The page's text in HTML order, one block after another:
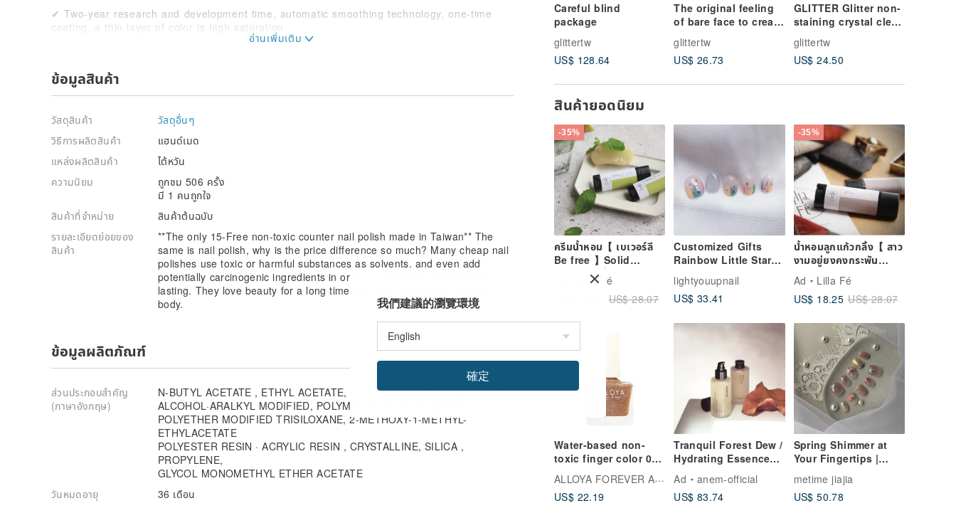
Careful blind
package
glittertw
US$ 128.64
The original feeling
of bare face to create
clouds
glittertw
US$ 26.73
GLITTER Glitter non-
staining crystal clear
top layer glue | gel |
13ML | phototherapy
glue
glittertw
US$ 24.50
สินค้ายอดนิยม
-35%
ครีมน้ำหอม【 เบเวอร์ลี
Be free 】Solid
perfumeLilla Fé
US$ 28.07
Customized Gifts
Rainbow Little Star
Nail Patches /
Wearing Nails /
Custom Nail Art
lightyouupnail
US$ 33.41
-35%
น้ำหอมลูกแก้วกลิ้ง【 สาว
งามอยู่ยงคงกระพัน
Woody lady 】
Rollerball perfume
Ad
Lilla Fé
US$ 18.25 US$ 28.07
Water-based non-
toxic finger color 092
classic nude skin-
quicksand series
ALLOYA FOREVER AROMA
US$ 22.19
Tranquil Forest Dew /
Hydrating Essence
Toner / Pore
Refining, Skin
Soothing, Suitable
Ad
anem-official
US$ 83.74
Spring Shimmer at
Your Fingertips |
Nails
metime jiajia
US$ 50.78
✔ Two-year research and development time, automatic smoothing technology, one-time
coating, a thin layer of color is high saturation
✔ Communication and testing with professional manicurists throughout the process from
How to use finger color:
STEP 1: Use PHG professional-grade balancing liquid to remove excess oil on the nail
contact. (Can be omitted or replaced by alcohol)
STEP 2: Apply a single layer of nail polish to create a protective layer on the nail surface.
Stay for a minute.
STEP 3: Rub a thin layer of GLITTEER finger paint and wait for five minutes, no need to
rub the second layer of nail polish.
STEP 4: After the finger color is dry, apply a layer of brightening oil to add luster and
brightness to the finger color.
STEP 5: After the nail polish is dry, you can use the finger edge nourishing oil according to
personal habits to provide deep repair and make the finger edge skin delicate and soft.
◆Brand name: Glitter 格丽特
◆Commodity name: [Glitter] Top environmentally friendly non-toxic light perception finger
◆Capacity/Specification: 10ml
◆Retention period: 36 months
◆Ingredients: organic solvent (colorless and non-toxic liquid)
◆Pigment: Use cosmetic-grade nano-pigment, which is the same as blush lipstick, so you
◆Notes
📌Only rub one layer thinly. Excessive thick coating and two layers will cause slow drying
and easy discoloration.
📌If the nail surface is not kept dry or the finger paint touches water, it will easily peel off
📌Any finger color falling off is a normal phenomenon. Depending on the usage and nail
📌Quick-drying Base Coat, not suitable for color protection, please do not use it as color
ข้อมูลสินค้า
วัสดุสินค้า
วัสดุอื่นๆ
วิธีการผลิตสินค้า
แฮนด์เมด
แหล่งผลิตสินค้า
ไต้หวัน
ความนิยม
ถูกชม 506 ครั้ง
มี 1 คนถูกใจ
สินค้าที่จำหน่าย
สินค้าต้นฉบับ
รายละเอียดย่อยของ
สินค้า
**The only 15-Free non-toxic counter nail polish made in Taiwan** The
same is nail polish, why is the price difference so much? Many cheap nail
polishes use toxic or harmful substances as solvents, and even add
potentially carcinogenic ingredients in order to make the nail polishes
lasting. They love beauty for a long time, but they cause harm to the
body.
ข้อมูลผลิตภัณฑ์
ส่วนประกอบสำคัญ
(ภาษาอังกฤษ)
N-BUTYL ACETATE , ETHYL ACETATE, NITROCELLULOSE , ISOPROPYL
ALCOHOL·ARALKYL MODIFIED, POLYMETHYLALKYLSILOXANE
POLYETHER MODIFIED TRISILOXANE, 2-METHOXY-1-METHYL-
ETHYLACETATE
POLYESTER RESIN · ACRYLIC RESIN , CRYSTALLINE, SILICA ,
PROPYLENE,
GLYCOL MONOMETHYL ETHER ACETATE
วันหมดอายุ
36 เดือน
我們建議的瀏覽環境
確定